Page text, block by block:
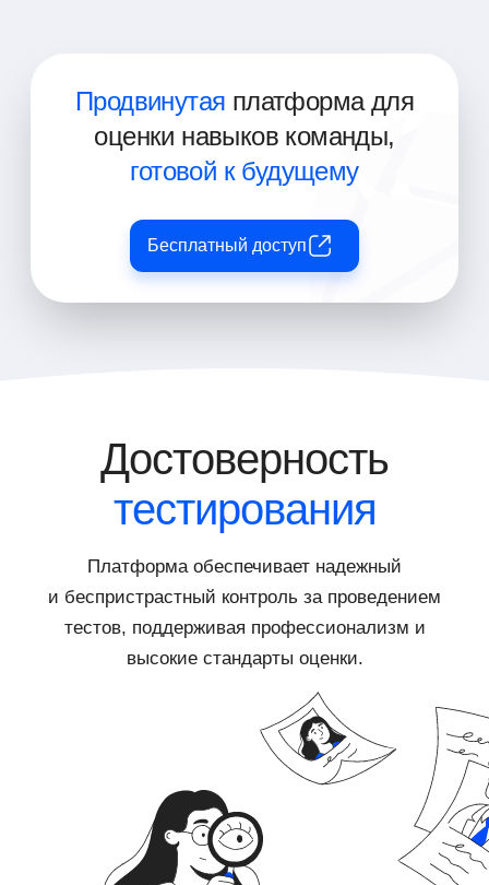
Продвинутая платформа для
оценки навыков команды,
готовой к будущему
Бесплатный доступ
Достоверность
тестирования
Платформа обеспечивает надежный
и беспристрастный контроль за проведением
тестов, поддерживая профессионализм и
высокие стандарты оценки.